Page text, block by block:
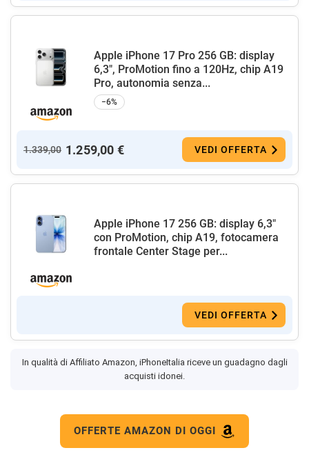
Apple iPhone 17 Pro 256 GB: display
6,3", ProMotion fino a 120Hz, chip A19
Pro, autonomia senza...
−6%
1.339,00 1.259,00 € VEDI OFFERTA
Apple iPhone 17 256 GB: display 6,3"
con ProMotion, chip A19, fotocamera
frontale Center Stage per...
VEDI OFFERTA
In qualità di Affiliato Amazon, iPhoneItalia riceve un guadagno dagli
acquisti idonei.
OFFERTE AMAZON DI OGGI